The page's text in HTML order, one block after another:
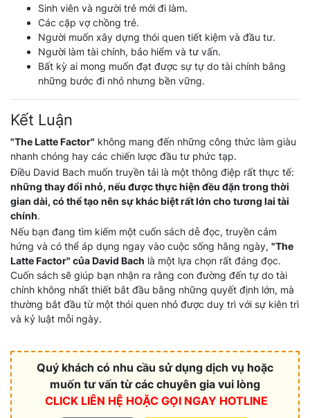
Sinh viên và người trẻ mới đi làm.
Các cặp vợ chồng trẻ.
Người muốn xây dựng thói quen tiết kiệm và đầu tư.
Người làm tài chính, bảo hiểm và tư vấn.
Bất kỳ ai mong muốn đạt được sự tự do tài chính bằng
những bước đi nhỏ nhưng bền vững.
Kết Luận
"The Latte Factor" không mang đến những công thức làm giàu
nhanh chóng hay các chiến lược đầu tư phức tạp.
Điều David Bach muốn truyền tải là một thông điệp rất thực tế:
những thay đổi nhỏ, nếu được thực hiện đều đặn trong thời
gian dài, có thể tạo nên sự khác biệt rất lớn cho tương lai tài
chính.
Nếu bạn đang tìm kiếm một cuốn sách dễ đọc, truyền cảm
hứng và có thể áp dụng ngay vào cuộc sống hằng ngày, "The
Latte Factor" của David Bach là một lựa chọn rất đáng đọc.
Cuốn sách sẽ giúp bạn nhận ra rằng con đường đến tự do tài
chính không nhất thiết bắt đầu bằng những quyết định lớn, mà
thường bắt đầu từ một thói quen nhỏ được duy trì với sự kiên trì
và kỷ luật mỗi ngày.
Quý khách có nhu cầu sử dụng dịch vụ hoặc
muốn tư vấn từ các chuyên gia vui lòng
CLICK LIÊN HỆ HOẶC GỌI NGAY HOTLINE